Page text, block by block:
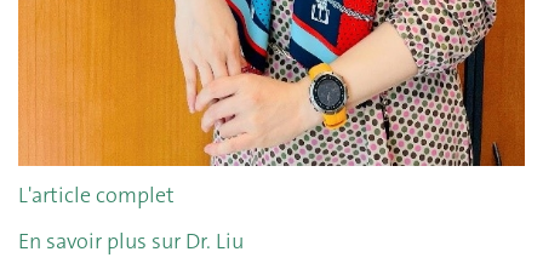
L'article complet
En savoir plus sur Dr. Liu